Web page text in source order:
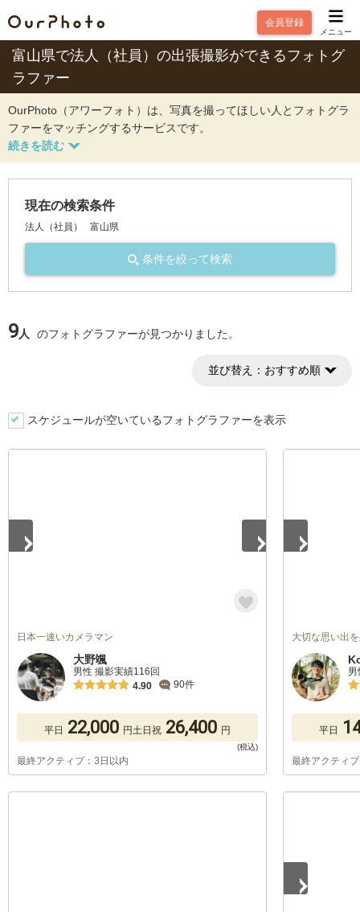
会員登録
メニュー
富山県で法人（社員）の出張撮影ができるフォトグ
ラファー
OurPhoto（アワーフォト）は、写真を撮ってほしい人とフォトグラ
ファーをマッチングするサービスです。
現在の検索条件
法人（社員） 富山県
条件を絞って検索
9人 のフォトグラファーが見つかりました。
並び替え： おすすめ順
スケジュールが空いているフォトグラファーを表示
日本一速いカメラマン
大野颯
男性 撮影実績116回
4.90
90件
平日 22,000 円土日祝 26,400 円
最終アクティブ：3日以内
大切な思い出
平日
最終アクティ